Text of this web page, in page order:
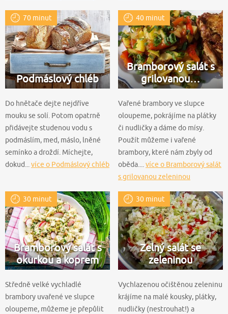
70 minut
Podmáslový chléb
Do hnětače dejte nejdříve
mouku se solí. Potom opatrně
přidávejte studenou vodu s
podmáslím, med, máslo, lněné
semínko a droždí. Míchejte,
dokud... více o Podmáslový chléb
40 minut
Bramborový salát s
grilovanou…
Vařené brambory ve slupce
oloupeme, pokrájíme na plátky
či nudličky a dáme do mísy.
Použít můžeme i vařené
brambory, které nám zbyly od
oběda.... více o Bramborový salát
s grilovanou zeleninou
30 minut
Bramborový salát s
okurkou a koprem
Středně velké vychladlé
brambory uvařené ve slupce
oloupeme, můžeme je přepůlit
30 minut
Zelný salát se
zeleninou
Vychlazenou očištěnou zeleninu
krájíme na malé kousky, plátky,
nudličky (nestrouhat!) a